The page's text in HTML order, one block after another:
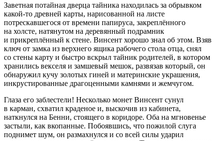
Заветная потайная дверца тайника находилась за обрывком
какой-то древней карты, нарисованной на листе
потрескавшегося от времени папируса, закреплённого
на холсте, натянутом на деревянный подрамник
и прикреплённый к стене. Винсент хорошо знал об этом. Взяв
ключ от замка из верхнего ящика рабочего стола отца, снял
со стены карту и быстро вскрыл тайник родителей, в котором
хранились векселя и замшевый мешок, развязав который, он
обнаружил кучу золотых гиней и материнские украшения,
инкрустированные драгоценными камнями и жемчугом.
Глаза его заблестели! Несколько монет Винсент сунул
в карман, схватил краденое и, выскочив из кабинета,
наткнулся на Бенни, стоящего в коридоре. Оба на мгновенье
застыли, как вкопанные. Побоявшись, что пожилой слуга
поднимет шум, он размахнулся и со всей силы ударил